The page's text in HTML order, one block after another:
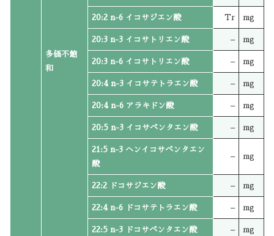
多価不飽
和
20:2 n-6 イコサジエン酸 Tr mg
20:3 n-3 イコサトリエン酸 – mg
20:3 n-6 イコサトリエン酸 – mg
20:4 n-3 イコサテトラエン酸 – mg
20:4 n-6 アラキドン酸 – mg
20:5 n-3 イコサペンタエン酸 – mg
21:5 n-3 ヘンイコサペンタエン
酸
– mg
22:2 ドコサジエン酸 – mg
22:4 n-6 ドコサテトラエン酸 – mg
22:5 n-3 ドコサペンタエン酸 – mg